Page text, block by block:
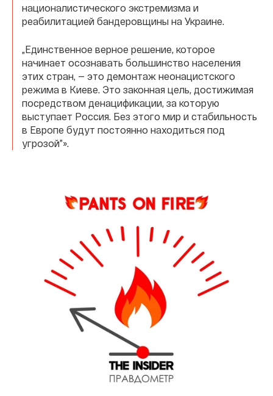
националистического экстремизма и
реабилитацией бандеровщины на Украине.
„Единственное верное решение, которое
начинает осознавать большинство населения
этих стран, — это демонтаж неонацистского
режима в Киеве. Это законная цель, достижимая
посредством денацификации, за которую
выступает Россия. Без этого мир и стабильность
в Европе будут постоянно находиться под
угрозой”».